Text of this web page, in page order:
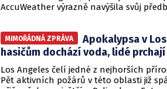
AccuWeather výrazně navýšila svůj
o jednu z nejhorších katastrof na území
MIMOŘÁDNÁ ZPRÁVA
Apokalypsa v
hasičům dochází voda, lidé prchají
Los Angeles čelí jedné z nejhorších
Pět aktivních požárů v této oblasti již